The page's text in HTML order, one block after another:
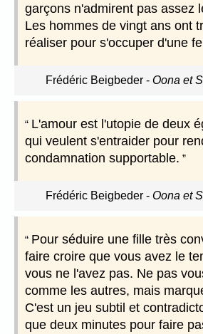
garçons n'admirent pas assez
Les hommes de vingt ans ont
réaliser pour s'occuper d'une
Frédéric Beigbeder - Oona et
L'amour est l'utopie de deux
qui veulent s'entraider pour
condamnation supportable.
Frédéric Beigbeder - Oona et
Pour séduire une fille très
faire croire que vous avez le
vous ne l'avez pas. Ne pas
comme les autres, mais
C'est un jeu subtil et
que deux minutes pour faire